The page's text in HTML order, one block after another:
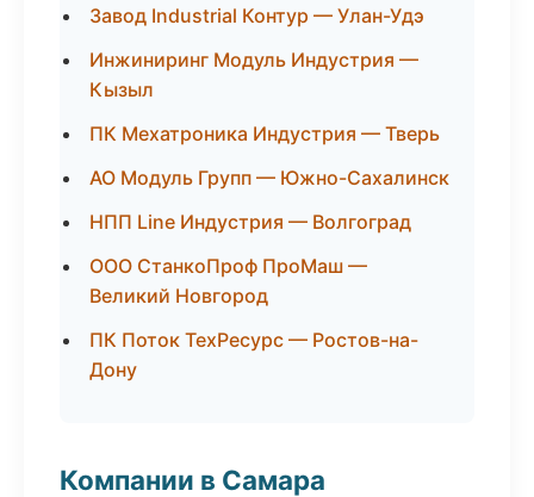
Завод Industrial Контур — Улан-Удэ
Инжиниринг Модуль Индустрия —
Кызыл
ПК Мехатроника Индустрия — Тверь
АО Модуль Групп — Южно-Сахалинск
НПП Line Индустрия — Волгоград
ООО СтанкоПроф ПроМаш —
Великий Новгород
ПК Поток ТехРесурс — Ростов-на-
Дону
Компании в Самара